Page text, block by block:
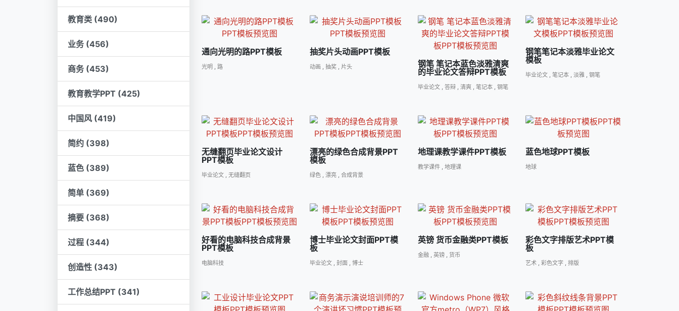
教育类 (490)
业务 (456)
商务 (453)
教育教学PPT (425)
中国风 (419)
简约 (398)
蓝色 (389)
简单 (369)
摘要 (368)
过程 (344)
创造性 (343)
工作总结PPT (341)
通向光明的路PPT模板
光明 , 路
抽奖片头动画PPT模板
动画, 抽奖, 片头
钢笔 笔记本蓝色淡雅清爽
的毕业论文答辩PPT模板
毕业论文, 答辩, 清爽, 笔记本, 钢笔
钢笔笔记本淡雅毕业论文
模板
毕业论文 ,笔记本 ,淡雅 ,钢笔
无缝翻页毕业论文设计
PPT模板
毕业论文 , 无缝翻页
漂亮的绿色合成背景PPT
模板
绿色, 漂亮, 合成背景
地理课教学课件PPT模板
教学课件, 地理课
蓝色地球PPT模板
地球
好看的电脑科技合成背景
PPT模板
电脑科技
博士毕业论文封面PPT模
板
毕业论文, 封面, 博士
英镑 货币金融类PPT模板
金融, 英镑, 货币
彩色文字排版艺术PPT模
板
艺术 ,彩色文字 ,排版